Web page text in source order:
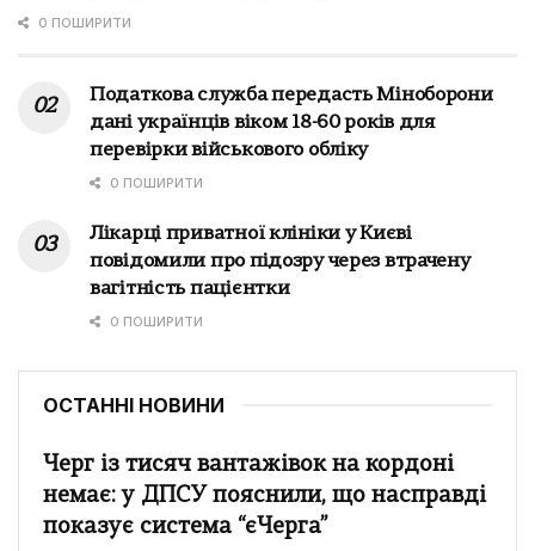
0 ПОШИРИТИ
Податкова служба передасть Міноборони
дані українців віком 18-60 років для
перевірки військового обліку
0 ПОШИРИТИ
Лікарці приватної клініки у Києві
повідомили про підозру через втрачену
вагітність пацієнтки
0 ПОШИРИТИ
ОСТАННІ НОВИНИ
Черг із тисяч вантажівок на кордоні
немає: у ДПСУ пояснили, що насправді
показує система “єЧерга”